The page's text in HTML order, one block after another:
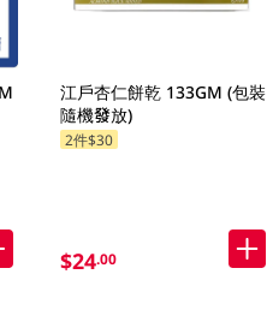
江戶杏仁餅乾 133GM (包裝
隨機發放)
2件$30
$24.00